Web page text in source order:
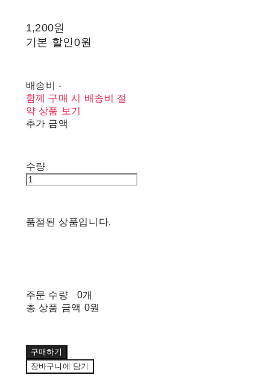
1,200원
기본 할인0원
배송비-
함께 구매 시 배송비 절
약 상품 보기
추가 금액
수량
품절된 상품입니다.
주문 수량
0개
총 상품 금액 0원
구매하기
장바구니에 담기